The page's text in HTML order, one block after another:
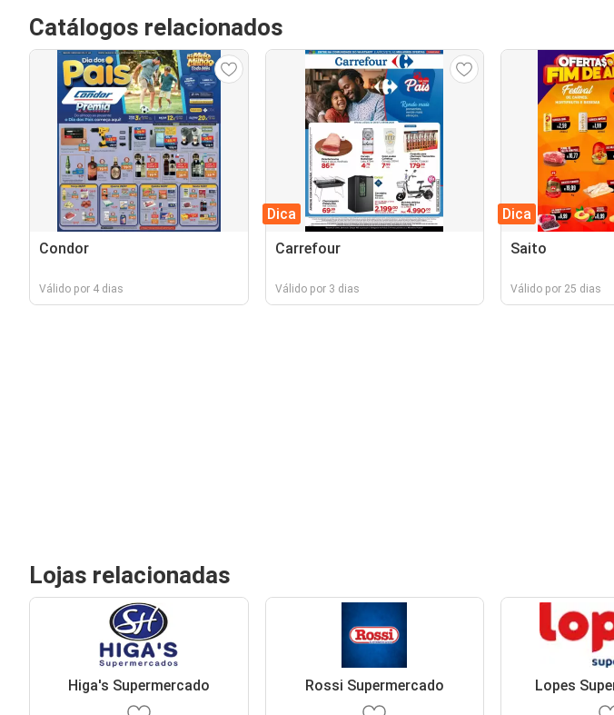
Catálogos relacionados
Condor
Válido por 4 dias
Dica
Carrefour
Válido por 3 dias
Dica
Saito
Válido por 25 dias
Lojas relacionadas
Higa's Supermercado Rossi Supermercado Lopes